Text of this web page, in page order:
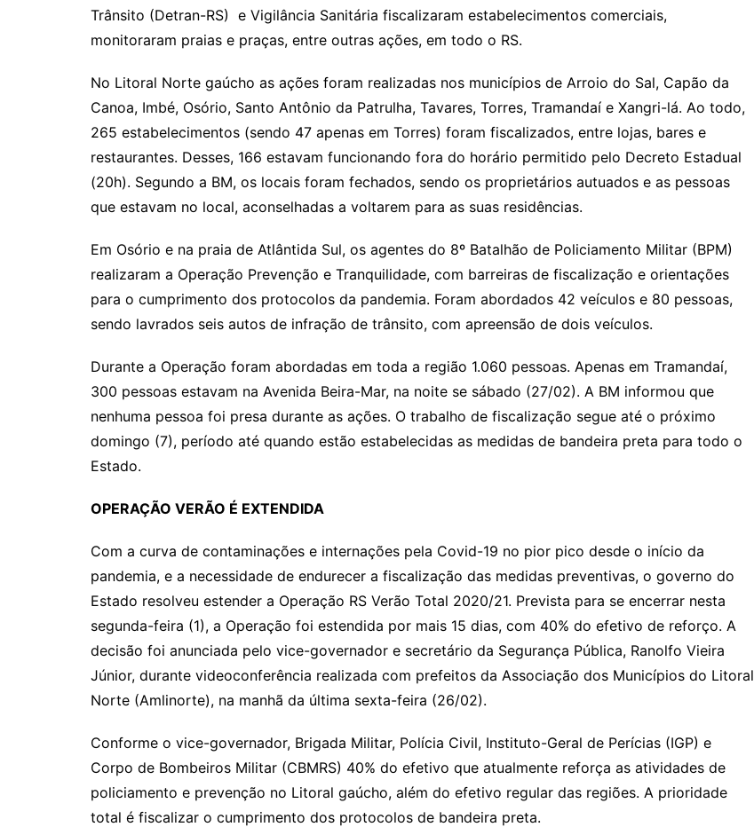
Trânsito (Detran-RS) e Vigilância Sanitária fiscalizaram estabelecimentos comerciais,
monitoraram praias e praças, entre outras ações, em todo o RS.
No Litoral Norte gaúcho as ações foram realizadas nos municípios de Arroio do Sal, Capão da
Canoa, Imbé, Osório, Santo Antônio da Patrulha, Tavares, Torres, Tramandaí e Xangri-lá. Ao todo,
265 estabelecimentos (sendo 47 apenas em Torres) foram fiscalizados, entre lojas, bares e
restaurantes. Desses, 166 estavam funcionando fora do horário permitido pelo Decreto Estadual
(20h). Segundo a BM, os locais foram fechados, sendo os proprietários autuados e as pessoas
que estavam no local, aconselhadas a voltarem para as suas residências.
Em Osório e na praia de Atlântida Sul, os agentes do 8º Batalhão de Policiamento Militar (BPM)
realizaram a Operação Prevenção e Tranquilidade, com barreiras de fiscalização e orientações
para o cumprimento dos protocolos da pandemia. Foram abordados 42 veículos e 80 pessoas,
sendo lavrados seis autos de infração de trânsito, com apreensão de dois veículos.
Durante a Operação foram abordadas em toda a região 1.060 pessoas. Apenas em Tramandaí,
300 pessoas estavam na Avenida Beira-Mar, na noite se sábado (27/02). A BM informou que
nenhuma pessoa foi presa durante as ações. O trabalho de fiscalização segue até o próximo
domingo (7), período até quando estão estabelecidas as medidas de bandeira preta para todo o
Estado.
OPERAÇÃO VERÃO É EXTENDIDA
Com a curva de contaminações e internações pela Covid-19 no pior pico desde o início da
pandemia, e a necessidade de endurecer a fiscalização das medidas preventivas, o governo do
Estado resolveu estender a Operação RS Verão Total 2020/21. Prevista para se encerrar nesta
segunda-feira (1), a Operação foi estendida por mais 15 dias, com 40% do efetivo de reforço. A
decisão foi anunciada pelo vice-governador e secretário da Segurança Pública, Ranolfo Vieira
Júnior, durante videoconferência realizada com prefeitos da Associação dos Municípios do Litoral
Norte (Amlinorte), na manhã da última sexta-feira (26/02).
Conforme o vice-governador, Brigada Militar, Polícia Civil, Instituto-Geral de Perícias (IGP) e
Corpo de Bombeiros Militar (CBMRS) 40% do efetivo que atualmente reforça as atividades de
policiamento e prevenção no Litoral gaúcho, além do efetivo regular das regiões. A prioridade
total é fiscalizar o cumprimento dos protocolos de bandeira preta.